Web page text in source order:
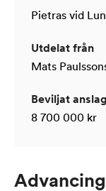
Pietras vid
Utdelat från
Mats
Beviljat anslag
8 700 000 kr